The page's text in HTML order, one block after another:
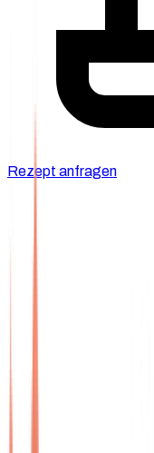
Rezept anfragen